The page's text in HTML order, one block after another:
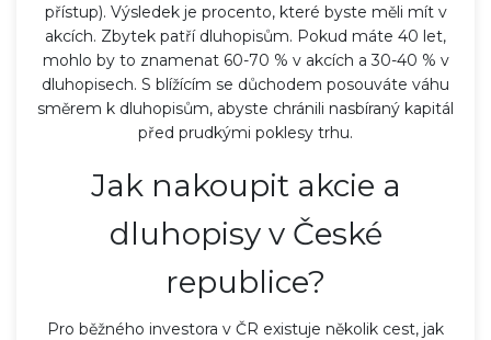
přístup). Výsledek je procento, které byste měli mít v
akcích. Zbytek patří dluhopisům. Pokud máte 40 let,
mohlo by to znamenat 60-70 % v akcích a 30-40 % v
dluhopisech. S blížícím se důchodem posouváte váhu
směrem k dluhopisům, abyste chránili nasbíraný kapitál
před prudkými poklesy trhu.
Jak nakoupit akcie a
dluhopisy v České
republice?
Pro běžného investora v ČR existuje několik cest, jak